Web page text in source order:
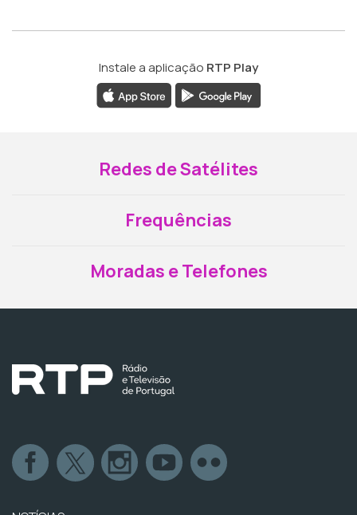
Instale a aplicação RTP Play
Redes de Satélites
Frequências
Moradas e Telefones